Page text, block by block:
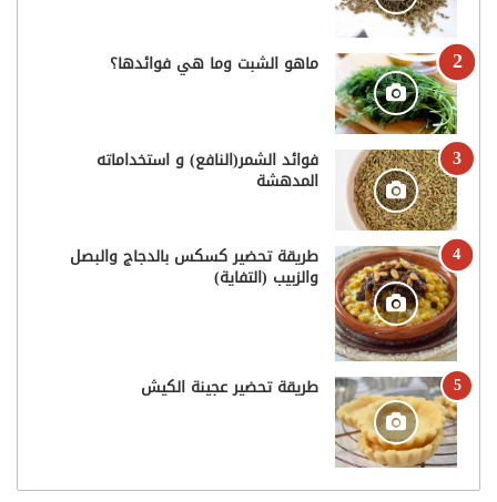
ماهو الشبت وما هي فوائدها؟
فوائد الشمر(النافع) و استخداماته
المدهشة
طريقة تحضير كسكس بالدجاج والبصل
والزبيب (التفاية)
طريقة تحضير عجينة الكيش